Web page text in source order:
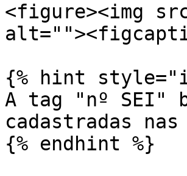
<figure><img
{% hint
A tag "nº SEI"
cadastradas nas
{% endhint %}